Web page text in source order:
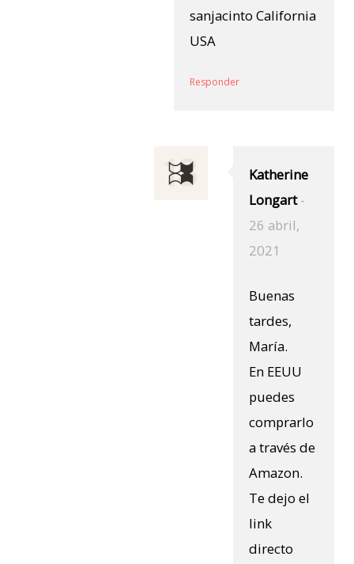
sanjacinto California
USA
Responder
Katherine
Longart-
26 abril,
2021
Buenas
tardes,
María.
En EEUU
puedes
comprarlo
a través de
Amazon.
Te dejo el
link
directo